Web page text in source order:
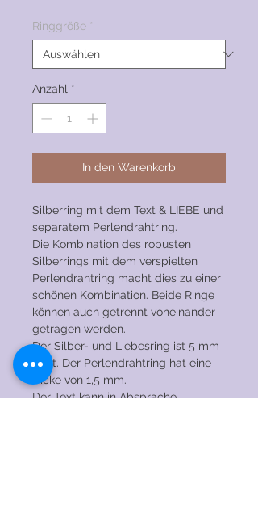
Ringgröße *
Anzahl *
In den Warenkorb
Silberring mit dem Text & LIEBE und
separatem Perlendrahtring.
Die Kombination des robusten
Silberrings mit dem verspielten
Perlendrahtring macht dies zu einer
schönen Kombination. Beide Ringe
können auch getrennt voneinander
getragen werden.
Der Silber- und Liebesring ist 5 mm
breit. Der Perlendrahtring hat eine
Dicke von 1,5 mm.
Der Text kann in Absprache